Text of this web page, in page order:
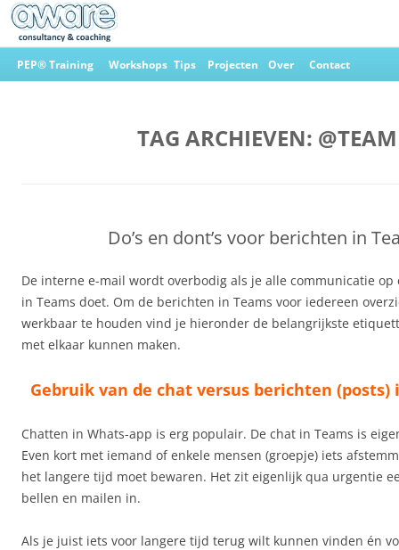
Ga
naar
PEP® Training Workshops Tips Projecten Over Contact
TAG ARCHIEVEN: @TEAM
Do’s en dont’s voor berichten in
De interne e-mail wordt overbodig als je alle communicatie op
in Teams doet. Om de berichten in Teams voor iedereen
werkbaar te houden vind je hieronder de belangrijkste
met elkaar kunnen maken.
Gebruik van de chat versus berichten (posts)
Chatten in Whats-app is erg populair. De chat in Teams is
Even kort met iemand of enkele mensen (groepje) iets
het langere tijd moet bewaren. Het zit eigenlijk qua urgentie
bellen en mailen in.
Als je juist iets voor langere tijd terug wilt kunnen vinden én